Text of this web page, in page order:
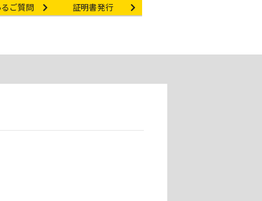
ご質問 Certificate Issuance
証明書発行